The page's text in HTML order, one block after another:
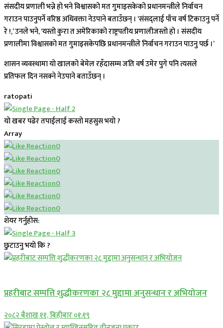
संसदीय प्रणाली भन्ने हो भने विश्वासको मत गुमाइसकेको प्रधानमन्त्रीले निर्वाचन
गराउन पाउनुपर्ने वरिष्ठ अधिवक्ता नेउपाने बताउँछन् । ‘संसद्लाई पाँच वर्ष टिकाउनु पर्ने
रे !,’ उनले भने, ‘यस्तो कुरा त अमेरिकाको राष्ट्रपतीय प्रणालीजस्तो हो । संसदीय
प्रणालीमा विश्वासको मत गुमाइसकेपछि प्रधानमन्त्रीले निर्वाचन गराउन पाउनु पर्छ ।’
शासन व्यवस्थामा यो खालको बेमेल रहँदासम्म जति वर्ष उमेर पुगे पनि त्यसले
प्रतिफल दिन नसक्ने नेउपाने बताउँछन् ।
ratopati
यो खबर पढेर तपाईलाई कस्तो महसुस भयो ?
Array
0
0
0
0
0
0
शेयर गर्नुहोस:
छुटाउनु भयो कि ?
प्रहरीबाट सम्पत्ति शुद्धीकरणका २८ मुद्दामा अनुसन्धान र अभियोजन
२०८२ बैशाख ११, बिहीबार ०१:१९